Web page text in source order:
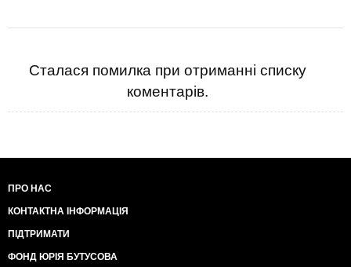
Сталася помилка при отриманні списку
коментарів.
ПРО НАС
КОНТАКТНА ІНФОРМАЦІЯ
ПІДТРИМАТИ
ФОНД ЮРІЯ БУТУСОВА